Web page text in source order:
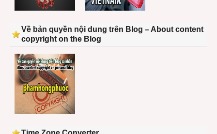
Về bản quyền nội dung trên Blog – About content
copyright on the Blog